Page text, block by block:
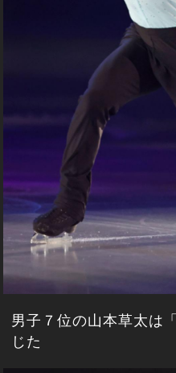
男子７位の山本草太は
じた